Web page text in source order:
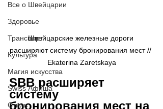
Все о Швейцарии
Здоровье
Транспорт
Культура
Магия искусства
Swiss Афиша
Стиль
Швейцарские железные дороги
расширяют систему бронирования мест //
Ekaterina Zaretskaya
SBB расширяет
систему
бронирования мест на